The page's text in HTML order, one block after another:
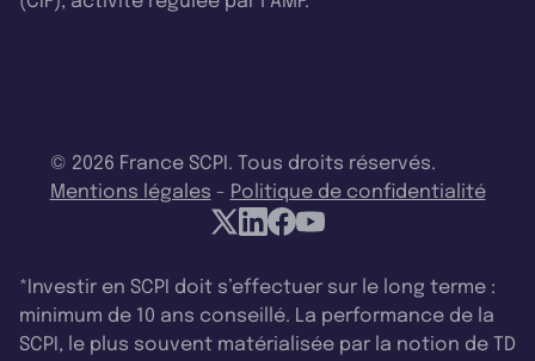
© 2026 France SCPI. Tous droits réservés.
Mentions légales - Politique de confidentialité
*Investir en SCPI doit s’effectuer sur le long terme :
minimum de 10 ans conseillé. La performance de la
SCPI, le plus souvent matérialisée par la notion de TD